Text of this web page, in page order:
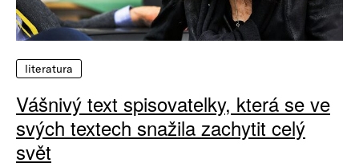
literatura
Vášnivý text spisovatelky, která se ve
svých textech snažila zachytit celý
svět